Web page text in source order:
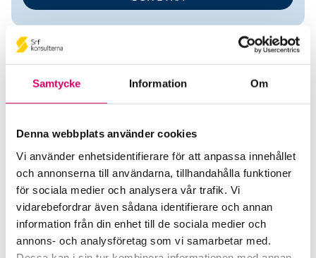
Samtycke Information Om
Denna webbplats använder cookies
Vi använder enhetsidentifierare för att anpassa innehållet
och annonserna till användarna, tillhandahålla funktioner
för sociala medier och analysera vår trafik. Vi
vidarebefordrar även sådana identifierare och annan
information från din enhet till de sociala medier och
annons- och analysföretag som vi samarbetar med.
Irina Hansson
Auktoriserad Redovisningskonsult
Ludvig & Co AB
Kalmar
Telefon